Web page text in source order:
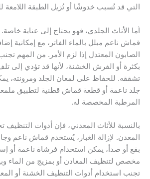
التي قد تُسبب خدوشًا أو تُزيل الطبقة
أما الأثاث الجلدي، فهو يحتاج إلى عناية
قماش ناعم مبلل بالماء الفاتر، مع إمكانية
الصابون المعتدل إذا لزم الأمر. من المهم
بكثرة أو الفرش الخشنة، لأنها قد تؤدي إلى
تشققه. للحفاظ على لمعان الجلد ومرونته،
جلد ناعمة أو قطعة قماش قطنية لتطبيق
المرطبة المخصصة له.
بالنسبة للأثاث المعدني، فإن أدوات التنظيف
المعدن. لإزالة الغبار، يُستخدم قماش ناعم
بقع أو صدأ، يمكن استخدام فرشاة ناعمة أو
مخصص لتنظيف المعادن أو بمزيج من الماء
تجنب استخدام أدوات التنظيف الخشنة أو